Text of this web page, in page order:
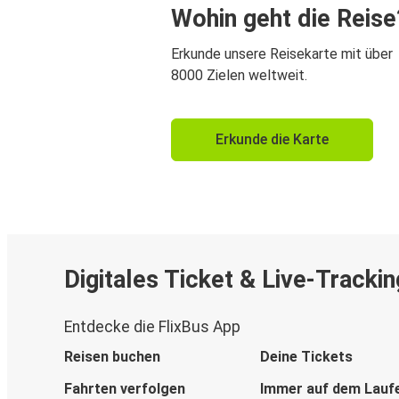
Wohin geht die
Erkunde unsere Reisekarte mit über
8000 Zielen weltweit.
Erkunde die Karte
Digitales Ticket & Live-
Entdecke die FlixBus App
Reisen buchen
Deine Tickets
Fahrten verfolgen
Immer auf dem